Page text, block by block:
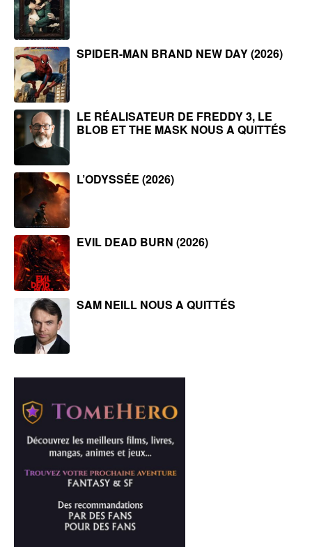
SPIDER-MAN BRAND NEW DAY (2026)
LE RÉALISATEUR DE FREDDY 3, LE
BLOB ET THE MASK NOUS A QUITTÉS
L’ODYSSÉE (2026)
EVIL DEAD BURN (2026)
SAM NEILL NOUS A QUITTÉS